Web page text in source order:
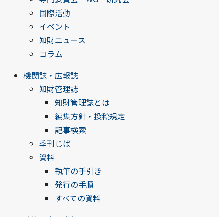
国際活動
イベント
知財ニュース
コラム
機関誌・広報誌
知財管理誌
知財管理誌とは
編集方針・投稿規定
記事検索
季刊じぱ
資料
執筆の手引き
発行の手順
すべての資料